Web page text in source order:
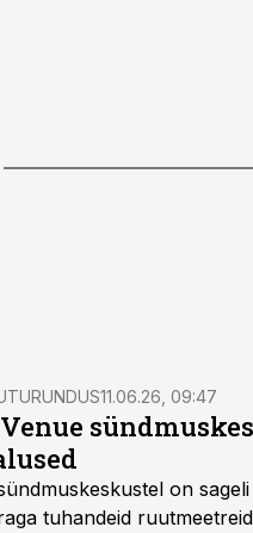
11.06.26, 09:47
on
tuhandeid